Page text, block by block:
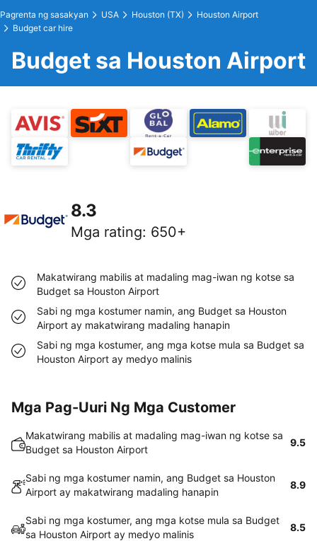
Pagrenta ng sasakyan USA Houston (TX)
Houston Airport
Budget car hire
Budget sa Houston Airport
8.3
Mga rating: 650+
Makatwirang mabilis at madaling mag-iwan ng kotse sa
Budget sa Houston Airport
Sabi ng mga kostumer namin, ang Budget sa Houston
Airport ay makatwirang madaling hanapin
Sabi ng mga kostumer, ang mga kotse mula sa Budget sa
Houston Airport ay medyo malinis
Mga Pag-Uuri Ng Mga Customer
Makatwirang mabilis at madaling mag-iwan ng kotse sa
Budget sa Houston Airport
9.5
Sabi ng mga kostumer namin, ang Budget sa Houston
Airport ay makatwirang madaling hanapin
8.9
Sabi ng mga kostumer, ang mga kotse mula sa Budget
sa Houston Airport ay medyo malinis
8.5